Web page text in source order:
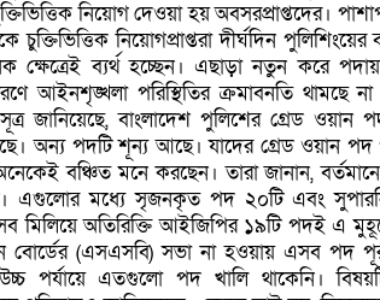
নিয়োগ দেওয়া হয় অবসরপ্রাপ্তদের।
চুক্তিভিত্তিক নিয়োগপ্রাপ্তরা দীর্ঘদিন
ক্ষেত্রেই ব্যর্থ হচ্ছেন। এছাড়া নতুন করে
আইনশৃঙ্খলা পরিস্থিতির ক্রমাবনতি থামছে না
সূত্র জানিয়েছে, বাংলাদেশ পুলিশের গ্রেড ওয়ান
অন্য পদটি শূন্য আছে। যাদের গ্রেড ওয়ান পদ
বঞ্চিত মনে করছেন। তারা জানান,
এগুলোর মধ্যে সৃজনকৃত পদ ২০টি এবং
মিলিয়ে অতিরিক্তি আইজিপির ১৯টি পদই এ
বোর্ডের (এসএসবি) সভা না হওয়ায় এসব পদ
পর্যায়ে এতগুলো পদ খালি থাকেনি। বিষয়টি